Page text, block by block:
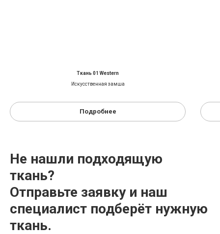
Ткань 01 Western
Искусственная замша
Подробнее
Не нашли подходящую
ткань?
Отправьте заявку и наш
специалист подберёт нужную
ткань.